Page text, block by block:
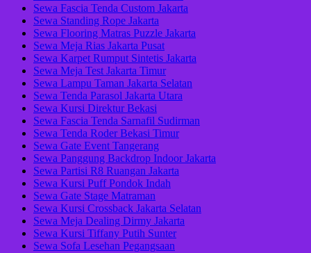
Sewa Fascia Tenda Custom Jakarta
Sewa Standing Rope Jakarta
Sewa Flooring Matras Puzzle Jakarta
Sewa Meja Rias Jakarta Pusat
Sewa Karpet Rumput Sintetis Jakarta
Sewa Meja Test Jakarta Timur
Sewa Lampu Taman Jakarta Selatan
Sewa Tenda Parasol Jakarta Utara
Sewa Kursi Direktur Bekasi
Sewa Fascia Tenda Sarnafil Sudirman
Sewa Tenda Roder Bekasi Timur
Sewa Gate Event Tangerang
Sewa Panggung Backdrop Indoor Jakarta
Sewa Partisi R8 Ruangan Jakarta
Sewa Kursi Puff Pondok Indah
Sewa Gate Stage Matraman
Sewa Kursi Crossback Jakarta Selatan
Sewa Meja Dealing Dirmy Jakarta
Sewa Kursi Tiffany Putih Sunter
Sewa Sofa Lesehan Pegangsaan